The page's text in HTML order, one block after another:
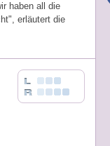
haben all die
erläutert die